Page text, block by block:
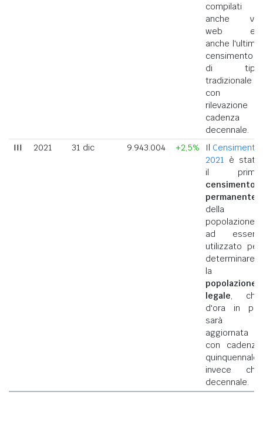
compilati
anche via
web ed
anche l'ultimo
censimento
di tipo
tradizionale
con
rilevazione a
cadenza
decennale.
III
2021 31 dic 9.943.004 +2,5% Il Censimento
2021 è stato
il primo
censimento
permanente
della
popolazione
ad essere
utilizzato per
determinare
la
popolazione
legale, che
d'ora in poi
sarà
aggiornata
con cadenza
quinquennale
invece che
decennale.